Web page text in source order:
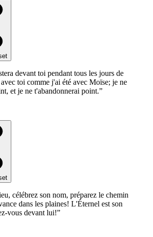
devant toi pendant tous les jours de
toi comme j'ai été avec Moïse; je ne
et je ne t'abandonnerai point.”
célébrez son nom, préparez le chemin
dans les plaines! L'Éternel est son
vous devant lui!”